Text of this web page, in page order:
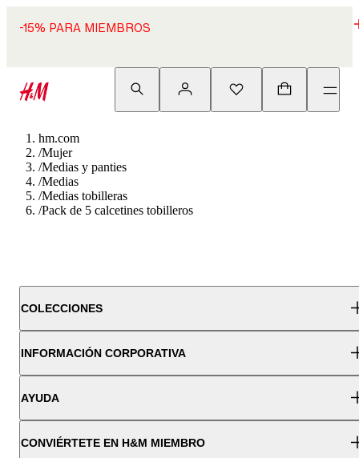
-15% PARA MIEMBROS
hm.com
/Mujer
/Medias y panties
/Medias
/Medias tobilleras
/Pack de 5 calcetines tobilleros
COLECCIONES
INFORMACIÓN CORPORATIVA
AYUDA
CONVIÉRTETE EN H&M MIEMBRO